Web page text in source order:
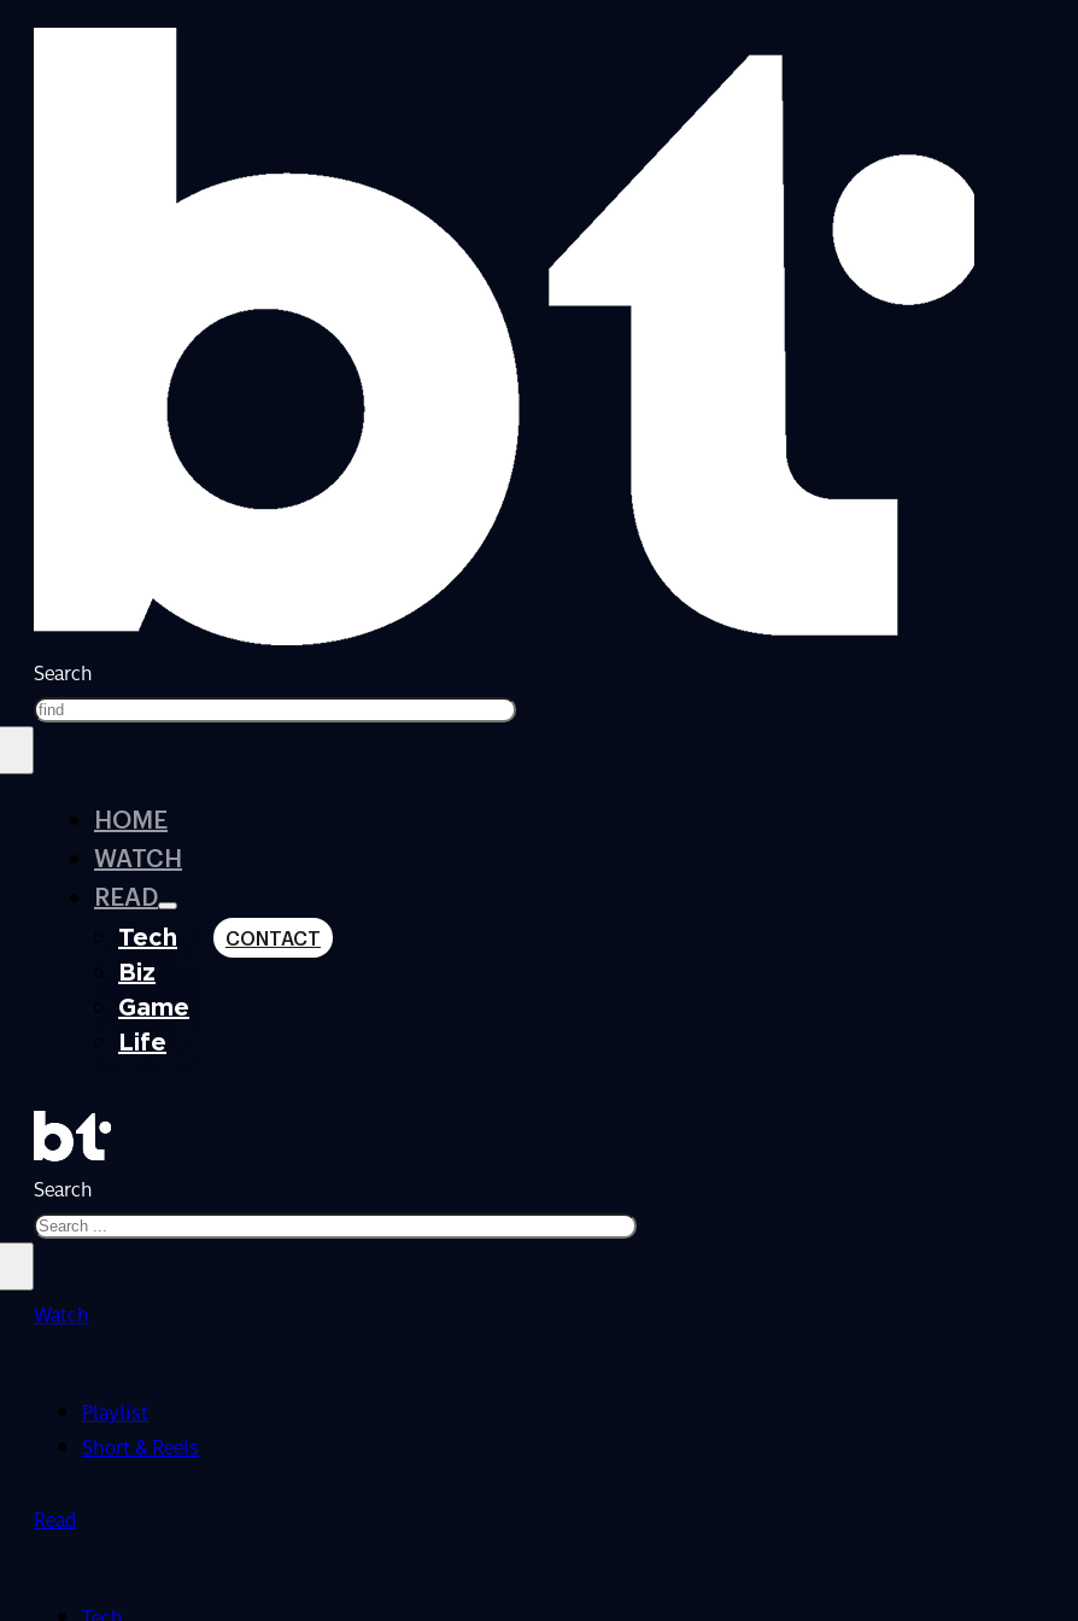
Search
HOME
WATCH
READ
Tech
Biz
Game
Life
CONTACT
Search
Watch
Playlist
Short & Reels
Read